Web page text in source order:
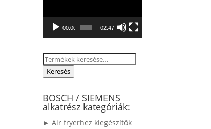
00:00 02:47
Keresés
Keresés
BOSCH / SIEMENS
alkatrész kategóriák:
► Air fryerhez kiegészítők